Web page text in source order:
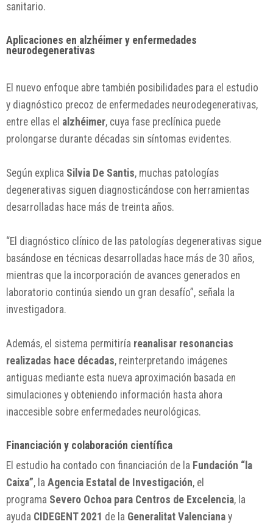
sanitario.
Aplicaciones en alzhéimer y enfermedades
neurodegenerativas
El nuevo enfoque abre también posibilidades para el estudio
y diagnóstico precoz de enfermedades neurodegenerativas,
entre ellas el alzhéimer, cuya fase preclínica puede
prolongarse durante décadas sin síntomas evidentes.
Según explica Silvia De Santis, muchas patologías
degenerativas siguen diagnosticándose con herramientas
desarrolladas hace más de treinta años.
“El diagnóstico clínico de las patologías degenerativas sigue
basándose en técnicas desarrolladas hace más de 30 años,
mientras que la incorporación de avances generados en
laboratorio continúa siendo un gran desafío”, señala la
investigadora.
Además, el sistema permitiría reanalisar resonancias
realizadas hace décadas, reinterpretando imágenes
antiguas mediante esta nueva aproximación basada en
simulaciones y obteniendo información hasta ahora
inaccesible sobre enfermedades neurológicas.
Financiación y colaboración científica
El estudio ha contado con financiación de la Fundación “la
Caixa”, la Agencia Estatal de Investigación, el
programa Severo Ochoa para Centros de Excelencia, la
ayuda CIDEGENT 2021 de la Generalitat Valenciana y